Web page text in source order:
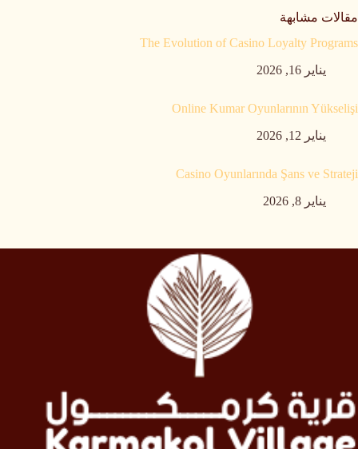
مقالات مشابهة
The Evolution of Casino Loyalty Programs
يناير 16, 2026
Online Kumar Oyunlarının Yükselişi
يناير 12, 2026
Casino Oyunlarında Şans ve Strateji
يناير 8, 2026